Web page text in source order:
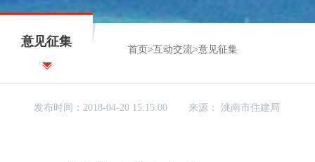
意见征集
首页 >互动交流>意见征集
发布时间：2018-04-20 15:15:00 来源：洮南市住建局